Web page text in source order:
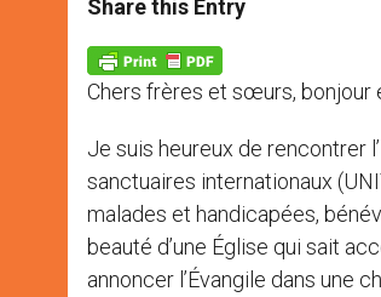
s
p
p
e
g
e
r
b
o
k
Share this Entry
Chers frères et sœurs, bonjour
Je suis heureux de rencontrer
sanctuaires internationaux
malades et handicapées,
beauté d’une Église qui sait
annoncer l’Évangile dans une